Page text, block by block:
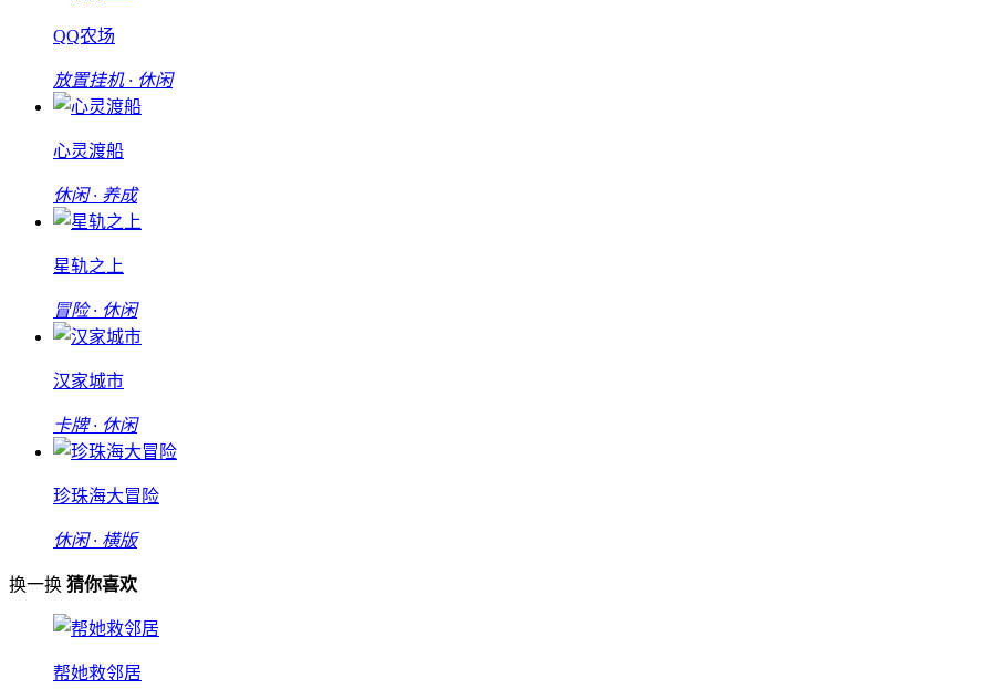
QQ农场
放置挂机 · 休闲
心灵渡船
休闲 · 养成
星轨之上
冒险 · 休闲
汉家城市
卡牌 · 休闲
珍珠海大冒险
休闲 · 横版
换一换 猜你喜欢
帮她救邻居